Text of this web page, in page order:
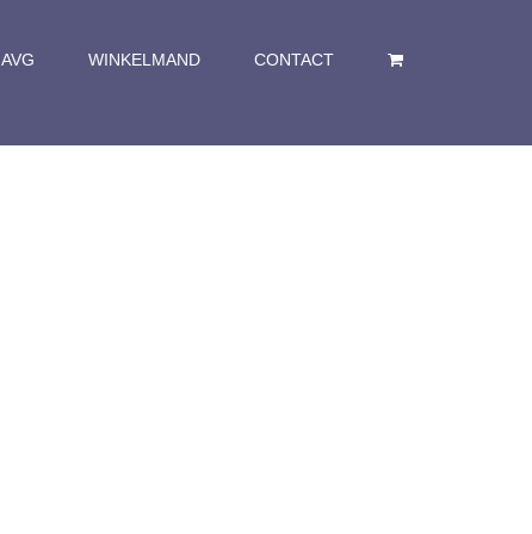
AVG WINKELMAND CONTACT